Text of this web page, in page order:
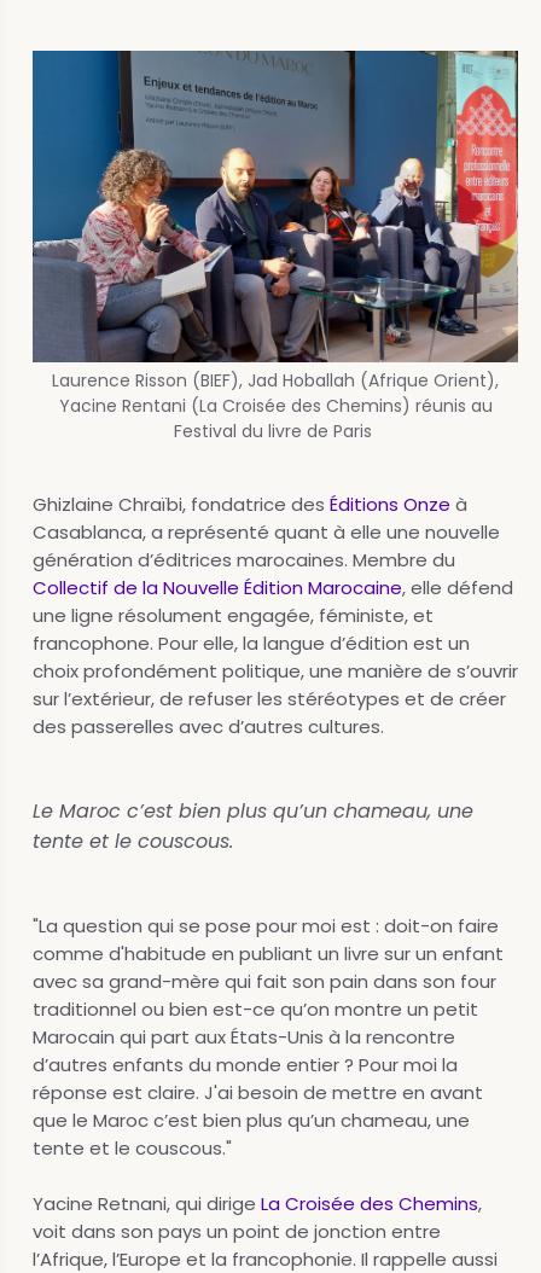
Laurence Risson (BIEF), Jad Hoballah (Afrique Orient),
Yacine Rentani (La Croisée des Chemins) réunis au
Festival du livre de Paris
Ghizlaine Chraïbi, fondatrice des Éditions Onze à
Casablanca, a représenté quant à elle une nouvelle
génération d’éditrices marocaines. Membre du
Collectif de la Nouvelle Édition Marocaine, elle défend
une ligne résolument engagée, féministe, et
francophone. Pour elle, la langue d’édition est un
choix profondément politique, une manière de s’ouvrir
sur l’extérieur, de refuser les stéréotypes et de créer
des passerelles avec d’autres cultures.
Le Maroc c’est bien plus qu’un chameau, une
tente et le couscous.
"La question qui se pose pour moi est : doit-on faire
comme d'habitude en publiant un livre sur un enfant
avec sa grand-mère qui fait son pain dans son four
traditionnel ou bien est-ce qu’on montre un petit
Marocain qui part aux États-Unis à la rencontre
d’autres enfants du monde entier ? Pour moi la
réponse est claire. J'ai besoin de mettre en avant
que le Maroc c’est bien plus qu’un chameau, une
tente et le couscous."
Yacine Retnani, qui dirige La Croisée des Chemins,
voit dans son pays un point de jonction entre
l’Afrique, l’Europe et la francophonie. Il rappelle aussi